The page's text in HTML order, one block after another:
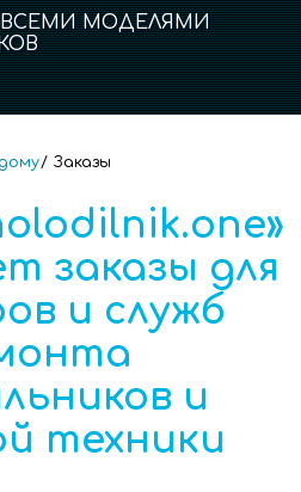
ВСЕМИ МОДЕЛЯМИ
Заказы
заказы для
и служб
и
техники